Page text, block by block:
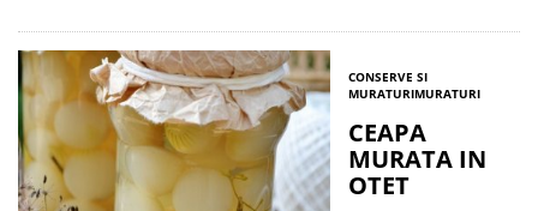
CONSERVE SI
MURATURIMURATURI
CEAPA
MURATA IN
OTET